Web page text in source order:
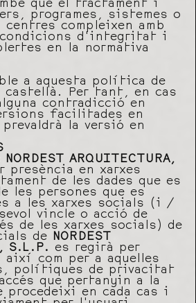
que el tractament i
programes, sistemes o
compleixen amb
d’integritat i
en la normativa
a aquesta política de
Per tant, en cas
contradicció en
facilitades en
la versió en
NORDEST ARQUITECTURA,
en xarxes
de les dades que es
les persones que es
a les xarxes socials (i /
vincle o acció de
de les xarxes socials) de
de
NORDEST
S.L.P.
es regirà per
com per a aquelles
polítiques de privacitat
que pertanyin a la
procedeixi en cada cas i